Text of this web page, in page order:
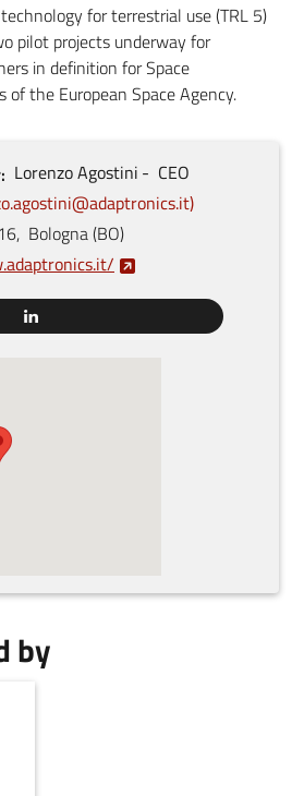
for terrestrial use (TRL 5)
pilot projects underway for
in definition for Space
of the European Space Agency.
LorenzoAgostini
CEO
16, Bologna(BO)
by